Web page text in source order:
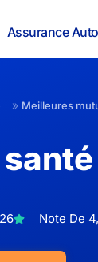
Assurance Auto
» Meilleures
Note De